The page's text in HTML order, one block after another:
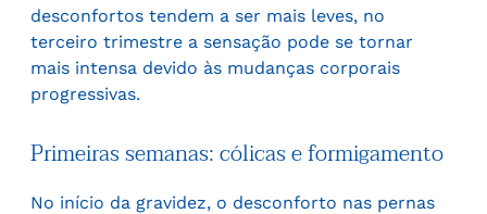
desconfortos tendem a ser mais leves, no
terceiro trimestre a sensação pode se tornar
mais intensa devido às mudanças corporais
progressivas.
Primeiras semanas: cólicas e formigamento
No início da gravidez, o desconforto nas pernas